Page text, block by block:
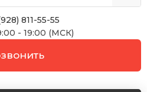
811-55-55
- 19:00 (МСК)